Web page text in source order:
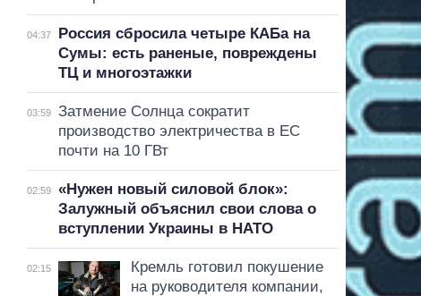
04:37
Россия сбросила четыре КАБа на
Сумы: есть раненые, повреждены
ТЦ и многоэтажки
03:59
Затмение Солнца сократит
производство электричества в ЕС
почти на 10 ГВт
02:59
«Нужен новый силовой блок»:
Залужный объяснил свои слова о
вступлении Украины в НАТО
02:15
Кремль готовил покушение
на руководителя компании,